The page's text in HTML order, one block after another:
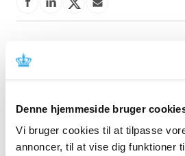
Denne hjemmeside bruger
Vi bruger cookies til at tilpasse
annoncer, til at vise dig funktioner
Alle (162)
2026 (5)
2025 (8)
2024 (11)